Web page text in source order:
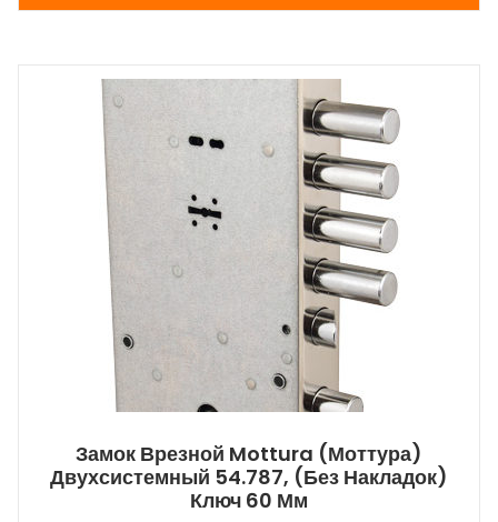
Замок Врезной Mottura (Моттура)
Двухсистемный 54.787, (без Накладок)
Ключ 60 Мм